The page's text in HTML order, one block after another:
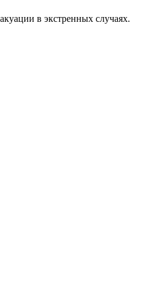
в экстренных случаях.